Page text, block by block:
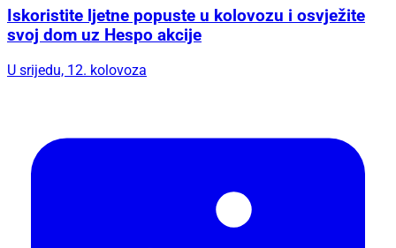
Iskoristite ljetne popuste u kolovozu i osvježite
svoj dom uz Hespo akcije
U srijedu, 12. kolovoza